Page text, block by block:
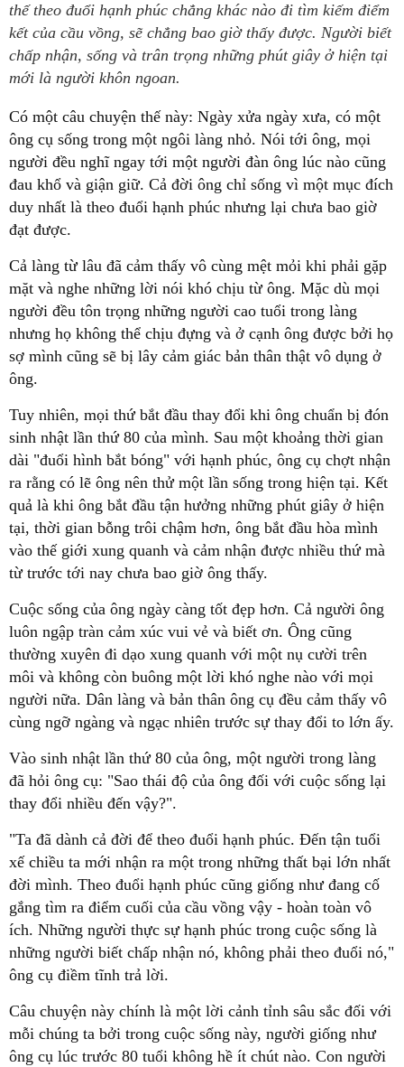
thế theo đuổi hạnh phúc chẳng khác nào đi tìm kiếm điểm
kết của cầu vồng, sẽ chẳng bao giờ thấy được. Người biết
chấp nhận, sống và trân trọng những phút giây ở hiện tại
mới là người khôn ngoan.
Có một câu chuyện thế này: Ngày xửa ngày xưa, có một
ông cụ sống trong một ngôi làng nhỏ. Nói tới ông, mọi
người đều nghĩ ngay tới một người đàn ông lúc nào cũng
đau khổ và giận giữ. Cả đời ông chỉ sống vì một mục đích
duy nhất là theo đuổi hạnh phúc nhưng lại chưa bao giờ
đạt được.
Cả làng từ lâu đã cảm thấy vô cùng mệt mỏi khi phải gặp
mặt và nghe những lời nói khó chịu từ ông. Mặc dù mọi
người đều tôn trọng những người cao tuổi trong làng
nhưng họ không thể chịu đựng và ở cạnh ông được bởi họ
sợ mình cũng sẽ bị lây cảm giác bản thân thật vô dụng ở
ông.
Tuy nhiên, mọi thứ bắt đầu thay đổi khi ông chuẩn bị đón
sinh nhật lần thứ 80 của mình. Sau một khoảng thời gian
dài "đuổi hình bắt bóng" với hạnh phúc, ông cụ chợt nhận
ra rằng có lẽ ông nên thử một lần sống trong hiện tại. Kết
quả là khi ông bắt đầu tận hưởng những phút giây ở hiện
tại, thời gian bỗng trôi chậm hơn, ông bắt đầu hòa mình
vào thế giới xung quanh và cảm nhận được nhiều thứ mà
từ trước tới nay chưa bao giờ ông thấy.
Cuộc sống của ông ngày càng tốt đẹp hơn. Cả người ông
luôn ngập tràn cảm xúc vui vẻ và biết ơn. Ông cũng
thường xuyên đi dạo xung quanh với một nụ cười trên
môi và không còn buông một lời khó nghe nào với mọi
người nữa. Dân làng và bản thân ông cụ đều cảm thấy vô
cùng ngỡ ngàng và ngạc nhiên trước sự thay đổi to lớn ấy.
Vào sinh nhật lần thứ 80 của ông, một người trong làng
đã hỏi ông cụ: "Sao thái độ của ông đối với cuộc sống lại
thay đổi nhiều đến vậy?".
"Ta đã dành cả đời để theo đuổi hạnh phúc. Đến tận tuổi
xế chiều ta mới nhận ra một trong những thất bại lớn nhất
đời mình. Theo đuổi hạnh phúc cũng giống như đang cố
gắng tìm ra điểm cuối của cầu vồng vậy - hoàn toàn vô
ích. Những người thực sự hạnh phúc trong cuộc sống là
những người biết chấp nhận nó, không phải theo đuổi nó,"
ông cụ điềm tĩnh trả lời.
Câu chuyện này chính là một lời cảnh tỉnh sâu sắc đối với
mỗi chúng ta bởi trong cuộc sống này, người giống như
ông cụ lúc trước 80 tuổi không hề ít chút nào. Con người